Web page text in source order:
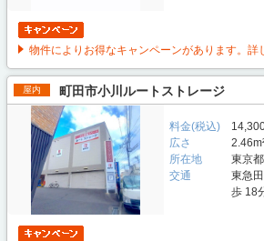
物件によりお得なキャンペーンがあります。詳
屋内 町田市小川ルートストレージ
料金(税込)
広さ
所在地
東京
交通
東急
歩 18